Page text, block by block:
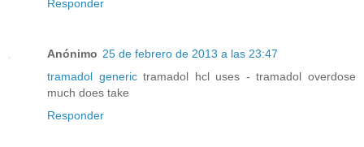
Responder
Anónimo 25 de febrero de 2013 a las 23:47
tramadol generictramadol hcl uses - tramadol overdose
much does take
Responder